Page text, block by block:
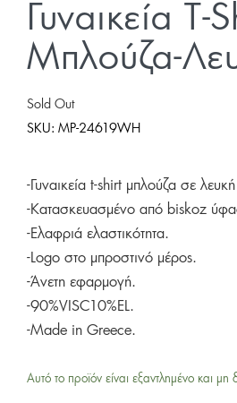
Γυναικεία T-
Μπλούζα-
Sold Out
SKU: MP-24619WH
-Γυναικεία t-shirt μπλούζα σε
-Κατασκευασμένο από biskoz
-Ελαφριά ελαστικότητα.
-Logo στο μπροστινό μέρος.
-Άνετη εφαρμογή.
-90%VISC10%EL.
-Made in Greece.
Αυτό το προϊόν είναι εξαντλημένο και μη